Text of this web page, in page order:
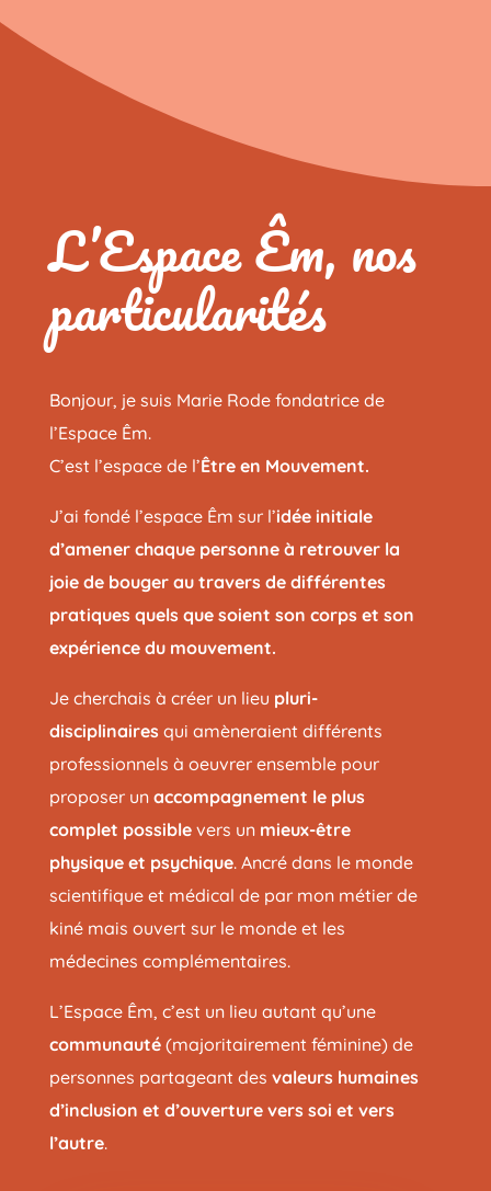
L’Espace Êm, nos
particularités
Bonjour, je suis Marie Rode fondatrice de
l’Espace Êm.
C’est l’espace de l’Être en Mouvement.
J’ai fondé l’espace Êm sur l’idée initiale
d’amener chaque personne à retrouver la
joie de bouger au travers de différentes
pratiques quels que soient son corps et son
expérience du mouvement.
Je cherchais à créer un lieu pluri-
disciplinairesqui amèneraient différents
professionnels à oeuvrer ensemble pour
proposer un accompagnement le plus
complet possiblevers un mieux-être
physique et psychique. Ancré dans le monde
scientifique et médical de par mon métier de
kiné mais ouvert sur le monde et les
médecines complémentaires.
L’Espace Êm, c’est un lieu autant qu’une
communauté(majoritairement féminine) de
personnes partageant des valeurs humaines
d’inclusion et d’ouverture vers soi et vers
l’autre.